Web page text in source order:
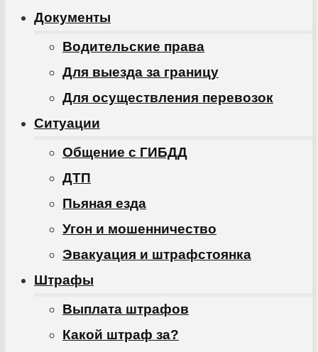
Документы
Водительские права
Для выезда за границу
Для осуществления перевозок
Ситуации
Общение с ГИБДД
ДТП
Пьяная езда
Угон и мошенничество
Эвакуация и штрафстоянка
Штрафы
Выплата штрафов
Какой штраф за?